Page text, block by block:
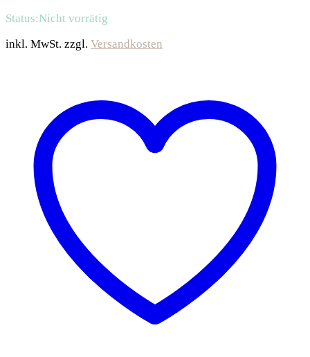
Status:Nicht vorrätig
inkl. MwSt. zzgl. Versandkosten